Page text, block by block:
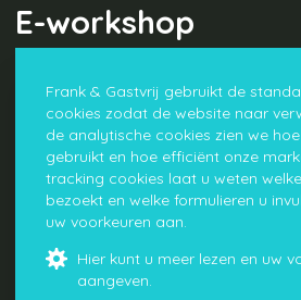
E-workshop
Opdrachten
netwerk
over Frank & Gastvrij
Frank & Gastvrij gebruikt de
cookies zodat de website naar
de analytische cookies zien we
gebruikt en hoe efficiënt onze
tracking cookies laat u weten
bezoekt en welke formulieren u
uw voorkeuren aan.
Hier kunt u meer lezen en uw
aangeven.